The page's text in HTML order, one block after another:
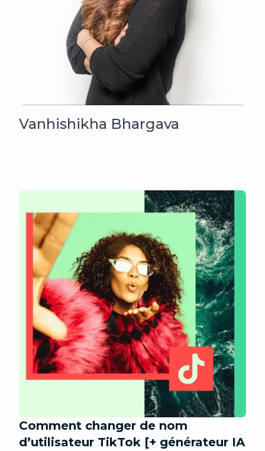
Vanhishikha Bhargava
Comment changer de nom
d’utilisateur TikTok [+ générateur IA